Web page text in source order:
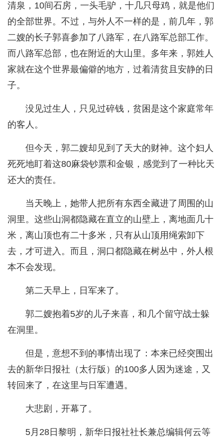
清泉，10间石房，一头毛驴，十几只母鸡，就是他们
的全部世界。不过，与外人不一样的是，前几年，郭
二嫂的长子郭喜参加了八路军，在八路军总部工作。
而八路军总部，也在附近的大山里。多年来，郭姓人
家就在这个世界最偏僻的地方，过着清贫且安静的日
子。
没见过生人，只见过碎钱，贫困是这个家庭常年
的客人。
但今天，郭二嫂却见到了天大的财神。这个妇人
死死地盯着这80麻袋钞票和金银，感觉到了一种比天
还大的责任。
当天晚上，她带人把所有东西全藏进了周围的山
洞里。这些山洞都隐藏在直立的山壁上，离地面几十
米，离山顶也有二十多米，只有从山顶用绳索卸下
去，才可进入。而且，洞口都隐藏在树丛中，外人根
本不会发现。
第二天早上，日军来了。
郭二嫂抱着5岁的儿子来喜，和几个留守战士躲
在洞里。
但是，意想不到的事情出现了：本来已经突围出
去的新华日报社（太行版）的100多人因为迷途，又
转回来了，在这里与日军遭遇。
大悲剧，开幕了。
5月28日黎明，新华日报社社长兼总编辑何云等